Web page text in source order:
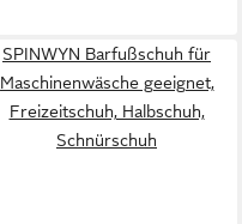
SPINWYN Barfußschuh für
Maschinenwäsche geeignet,
Freizeitschuh, Halbschuh,
Schnürschuh